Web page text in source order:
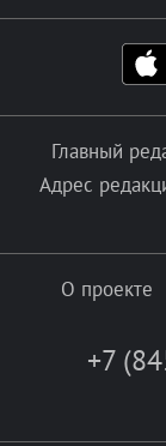
Главный
Адрес
О проекте
+7